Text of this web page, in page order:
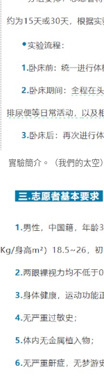
實驗簡介。（我們的太空）